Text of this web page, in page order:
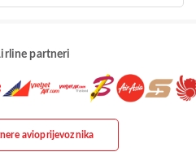
partneri
avioprijevoznika